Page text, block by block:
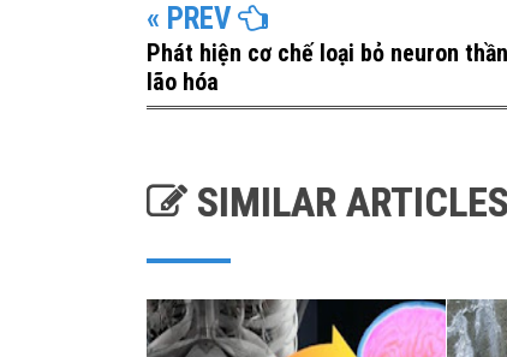
« PREV
Phát hiện cơ chế loại bỏ neuron
lão hóa
SIMILAR ARTICLES